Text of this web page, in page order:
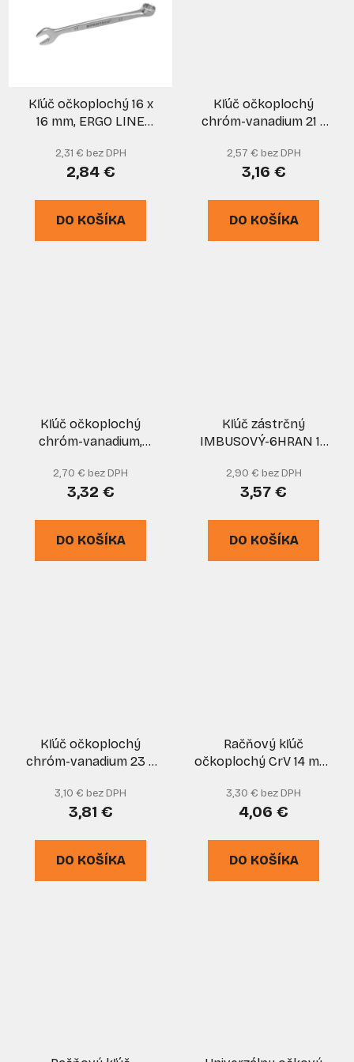
Kľúč očkoplochý 16 x
16 mm, ERGO LINE
PROTECO
2,31 € bez DPH
2,84 €
DO KOŠÍKA
Kľúč očkoplochý
chróm-vanadium 21 x
2,57 € bez DPH
3,16 €
DO KOŠÍKA
Kľúč očkoplochý
chróm-vanadium,
mm, TVARDY
2,70 € bez DPH
3,32 €
DO KOŠÍKA
Kľúč zástrčný
IMBUSOVÝ-6HRAN 13
2,90 € bez DPH
3,57 €
DO KOŠÍKA
Kľúč očkoplochý
chróm-vanadium 23 x
3,10 € bez DPH
3,81 €
DO KOŠÍKA
Račňový kľúč
očkoplochý CrV 14 mm,
3,30 € bez DPH
4,06 €
DO KOŠÍKA